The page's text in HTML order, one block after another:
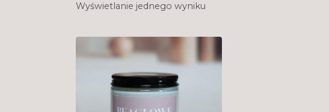
Wyświetlanie jednego wyniku